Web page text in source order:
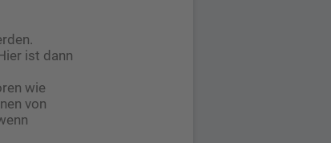
ist dann
wie
von